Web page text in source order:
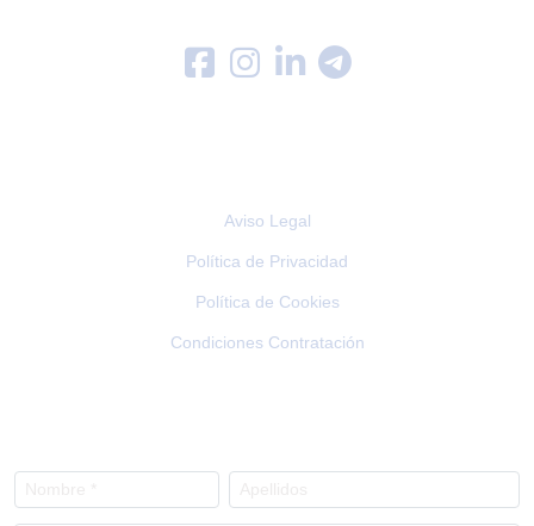
Aviso Legal
Política de Privacidad
Política de Cookies
Condiciones Contratación